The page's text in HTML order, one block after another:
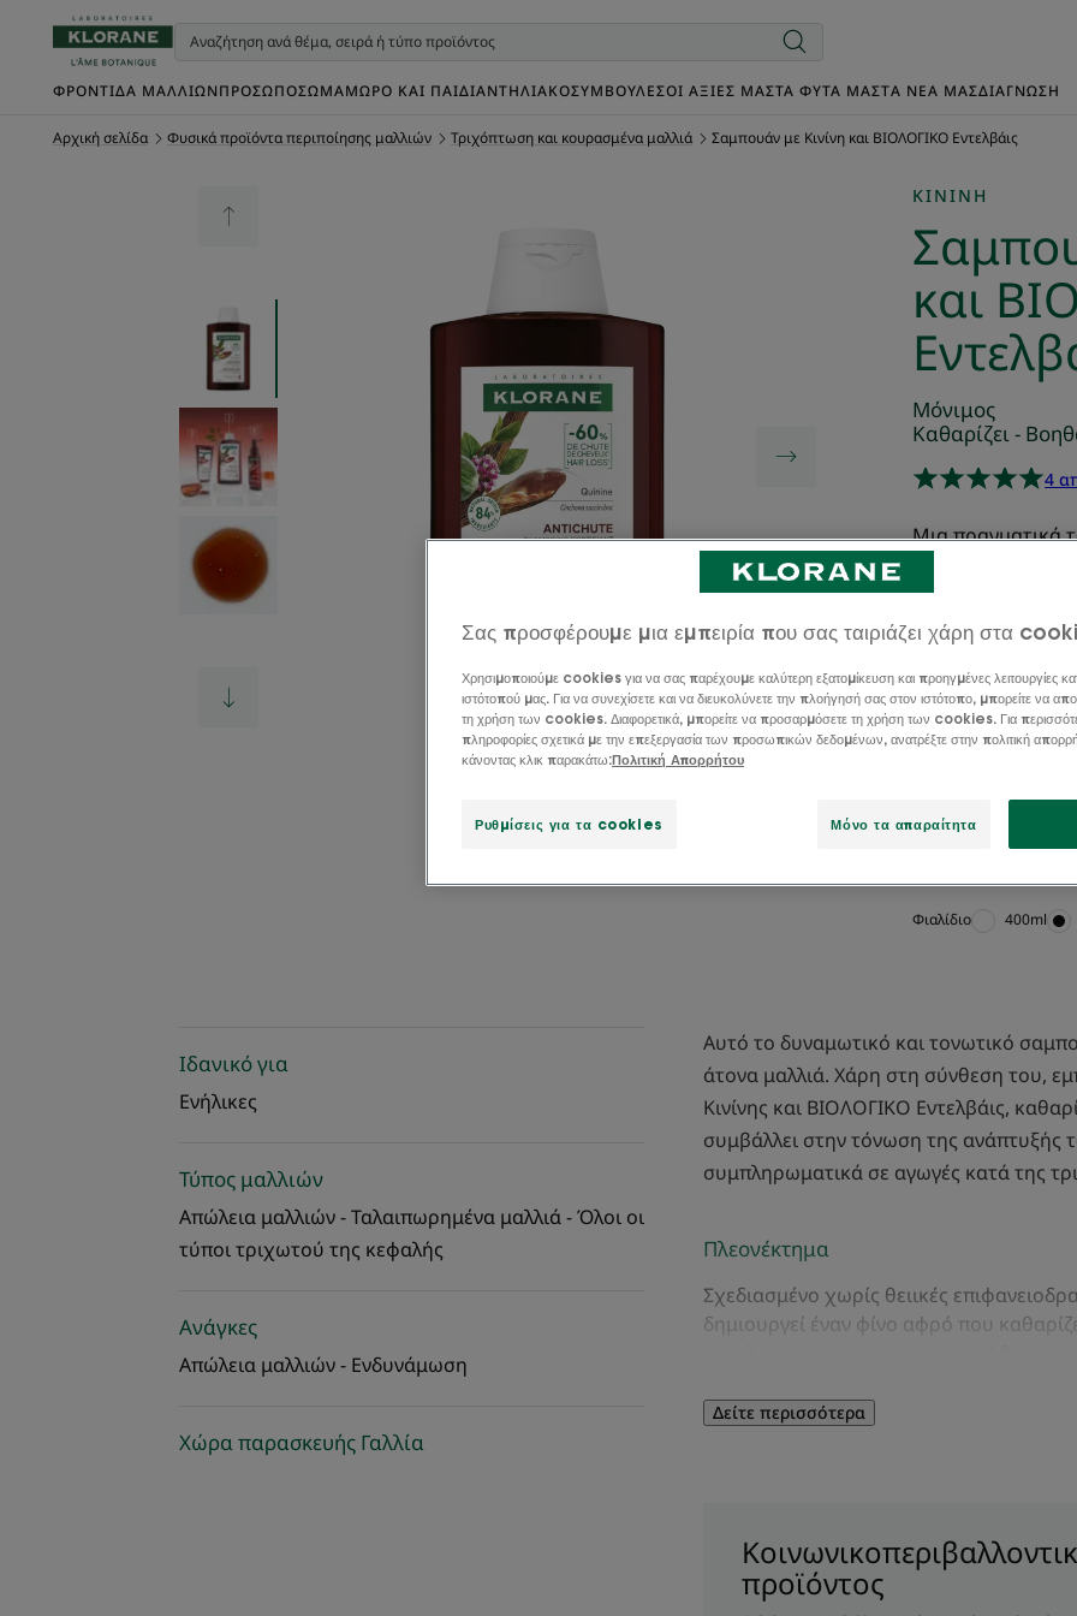
ΦΡΟΝΤΊΔΑ ΜΑΛΛΙΏΝΠΡΌΣΩΠΟΣΏΜΑΜΩΡΌ ΚΑΙ ΠΑΙΔΊΑΝΤΗΛΙΑΚΌΣΥΜΒΟΥΛΈΣΟΙ ΑΞΊΕΣ ΜΑΣΤΑ ΦΥΤΆ ΜΑΣTΑ ΝΈΑ ΜΑΣΔΙΑΓΝΩΣΗ
Αρχική σελίδα Φυσικά προϊόντα περιποίησης μαλλιών Τριχόπτωση και κουρασμένα μαλλιά Σαμπουάν με Κινίνη και ΒΙΟΛΟΓΙΚΟ Εντελβάις
ΚΙΝΊΝΗ
και
Μόνιμος
Καθαρίζει -
4
Μια πραγματικά
και ΒΙΟΛΟΓΙΚΟ
ζωτικότητα στα
Σύνθεση vegan *,
ουσία χωρίς
κάθε τύπο
της
Δράση κατα της
Φιαλίδιο Φιαλίδιο
400ml
Ιδανικό για
Ενήλικες
Τύπος μαλλιών
Απώλεια μαλλιών - Ταλαιπωρημένα μαλλιά - Όλοι οι
τύποι τριχωτού της κεφαλής
Ανάγκες
Απώλεια μαλλιών - Ενδυνάμωση
Χώρα παρασκευής Γαλλία
Αυτό το δυναμωτικό και τονωτικό
άτονα μαλλιά. Χάρη στη σύνθεση του,
Κινίνης και ΒΙΟΛΟΓΙΚΟ Εντελβάις,
συμβάλλει στην τόνωση της ανάπτυξής
συμπληρωματικά σε αγωγές κατά της
Πλεονέκτημα
Σχεδιασμένο χωρίς θειικές
δημιουργεί έναν φίνο αφρό που
Οφέλη
προάγει την παραγωγή κερατίνης** για
- Μειώνει το σπάσιμο: Χάρη στην
Δείτε περισσότερα
προϊόντος
Σας προσφέρουμε μια εμπειρία που σας ταιριάζει χάρη στα
Χρησιμοποιούμε cookies για να σας παρέχουμε καλύτερη εξατομίκευση και προηγμένες λειτουργίες
ιστότοπού μας. Για να συνεχίσετε και να διευκολύνετε την πλοήγησή σας στον ιστότοπο, μπορείτε να
τη χρήση των cookies. Διαφορετικά, μπορείτε να προσαρμόσετε τη χρήση των cookies. Για
πληροφορίες σχετικά με την επεξεργασία των προσωπικών δεδομένων, ανατρέξτε στην πολιτική
κάνοντας κλικ παρακάτω:Πολιτική Απορρήτου
Ρυθμίσεις για τα cookies Μόνο τα απαραίτητα